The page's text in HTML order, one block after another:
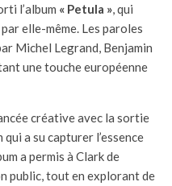
l’album « Petula », qui
elle-même. Les paroles
Michel Legrand, Benjamin
une touche européenne
créative avec la sortie
qui a su capturer l’essence
a permis à Clark de
public, tout en explorant de